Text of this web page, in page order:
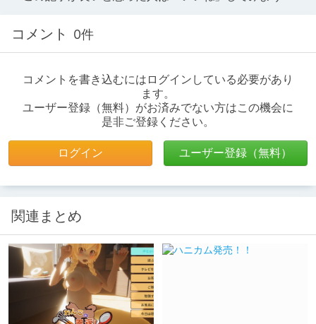
コメント 0件
コメントを書き込むにはログインしている必要があり
ます。
ユーザー登録（無料）がお済みでない方はこの機会に
是非ご登録ください。
ログイン ユーザー登録（無料）
関連まとめ